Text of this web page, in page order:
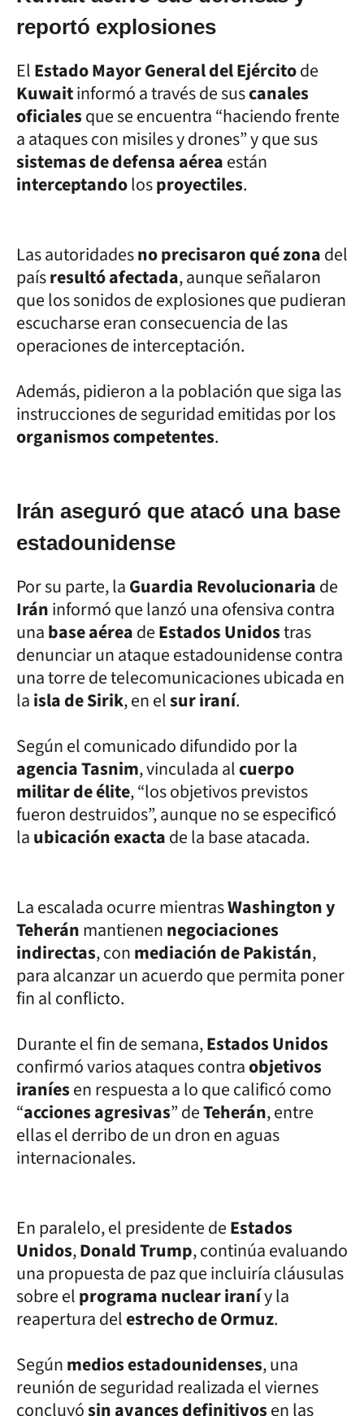
reportó explosiones
ElEstado Mayor General del Ejércitode
Kuwaitinformó a través de suscanales
oficialesque se encuentra “haciendo frente
a ataques con misiles y drones” y que sus
sistemas de defensa aéreaestán
interceptandolosproyectiles.
Las autoridadesno precisaron qué zonadel
paísresultó afectada, aunque señalaron
que los sonidos de explosiones que pudieran
escucharse eran consecuencia de las
operaciones de interceptación.
Además, pidieron a la población que siga las
instrucciones de seguridad emitidas por los
organismos competentes.
Irán aseguró que atacó una base
estadounidense
Por su parte, laGuardia Revolucionariade
Iráninformó que lanzó una ofensiva contra
unabase aéreadeEstados Unidostras
denunciar un ataque estadounidense contra
una torre de telecomunicaciones ubicada en
laisla de Sirik, en elsur iraní.
Según el comunicado difundido por la
agencia Tasnim, vinculada alcuerpo
militar de élite, “los objetivos previstos
fueron destruidos”, aunque no se especificó
laubicación exactade la base atacada.
La escalada ocurre mientrasWashington y
Teheránmantienennegociaciones
indirectas, conmediación de Pakistán,
para alcanzar un acuerdo que permita poner
fin al conflicto.
Durante el fin de semana,Estados Unidos
confirmó varios ataques contraobjetivos
iraníesen respuesta a lo que calificó como
“acciones agresivas” deTeherán, entre
ellas el derribo de un dron en aguas
internacionales.
En paralelo, el presidente deEstados
Unidos,Donald Trump, continúa evaluando
una propuesta de paz que incluiría cláusulas
sobre elprograma nuclear iraníy la
reapertura delestrecho de Ormuz.
Segúnmedios estadounidenses, una
reunión de seguridad realizada el viernes
concluyósin avances definitivosen las